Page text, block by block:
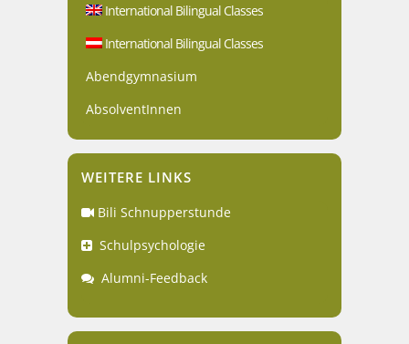
International Bilingual Classes
International Bilingual Classes
Abendgymnasium
AbsolventInnen
WEITERE LINKS
Bili Schnupperstunde
Schulpsychologie
Alumni-Feedback